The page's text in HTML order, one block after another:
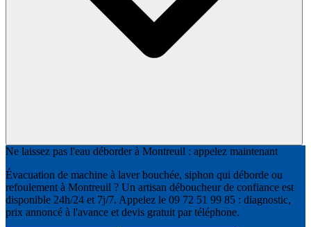
Ne laissez pas l'eau déborder à Montreuil : appelez maintenant
Évacuation de machine à laver bouchée, siphon qui déborde ou
refoulement à Montreuil ? Un artisan déboucheur de confiance est
disponible 24h/24 et 7j/7. Appelez le 09 72 51 99 85 : diagnostic,
prix annoncé à l'avance et devis gratuit par téléphone.